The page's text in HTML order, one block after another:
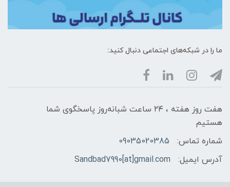
ما را در شبکه‌های اجتماعی دنبال کنید:
هفت روز هفته ، ۲۴ ساعت شبانه‌روز پاسخگوی شما
هستیم
شماره تماس:
09035020385
آدرس ایمیل:
Sandbad7990[at]gmail.com